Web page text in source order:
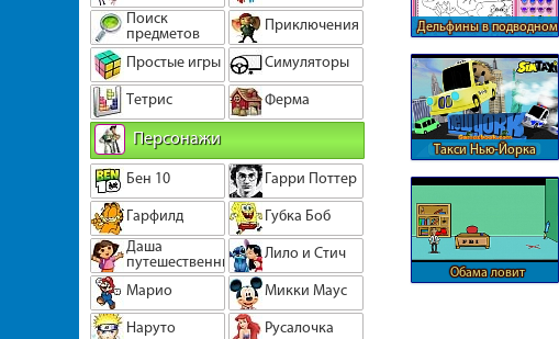
Поиск
предметов
Приключения
Простые игры
Симуляторы
Тетрис
Ферма
Персонажи
Бен 10
Гарри Поттер
Гарфилд
Губка Боб
Даша
путешественница
Лило и Стич
Марио
Микки Маус
Наруто
Русалочка
Дельфины в подводном
Такси Нью-Йорка
Обама ловит